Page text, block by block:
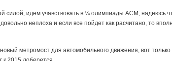
силой, идем учавствовать в ¼ олимпиады ACM, надеюсь
неплоха и если все пойдет как расчитано, то
метромост для автомобильного движения, вот